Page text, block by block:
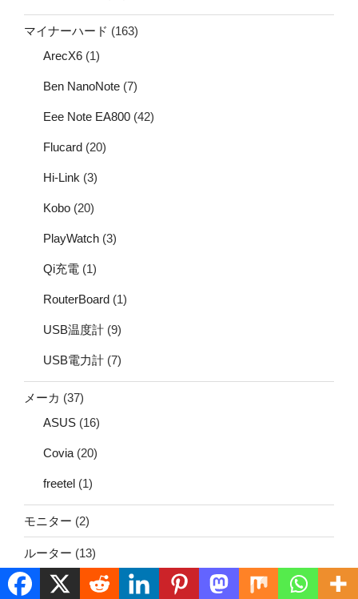
マイナーハード (163)
ArecX6 (1)
Ben NanoNote (7)
Eee Note EA800 (42)
Flucard (20)
Hi-Link (3)
Kobo (20)
PlayWatch (3)
Qi充電 (1)
RouterBoard (1)
USB温度計 (9)
USB電力計 (7)
メーカ (37)
ASUS (16)
Covia (20)
freetel (1)
モニター (2)
ルーター (13)
LTE(2)